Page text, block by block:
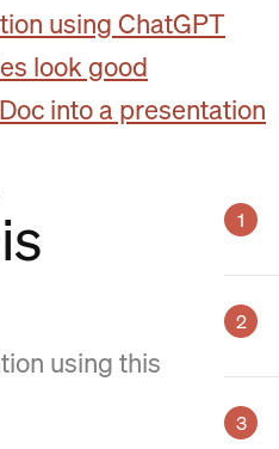
using ChatGPT
look good
into a presentation
using this